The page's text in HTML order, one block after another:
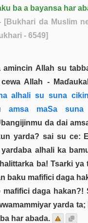
ba a bayansa har
[Bukhari da Muslim
- 6549]
amincin Allah su
Allah -
alhali su suna
maSa suna
da dai
yarda? sai su ce:
yardaba alhali ka
ba! Tsarki ya
baku mafifici daga
mafifici daga hakan?!
yarda ta;
har abada.